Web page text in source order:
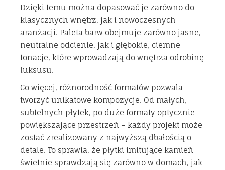
Dzięki temu można dopasować je zarówno do
klasycznych wnętrz, jak i nowoczesnych
aranżacji. Paleta barw obejmuje zarówno jasne,
neutralne odcienie, jak i głębokie, ciemne
tonacje, które wprowadzają do wnętrza odrobinę
luksusu.
Co więcej, różnorodność formatów pozwala
tworzyć unikatowe kompozycje. Od małych,
subtelnych płytek, po duże formaty optycznie
powiększające przestrzeń – każdy projekt może
zostać zrealizowany z najwyższą dbałością o
detale. To sprawia, że płytki imitujące kamień
świetnie sprawdzają się zarówno w domach, jak